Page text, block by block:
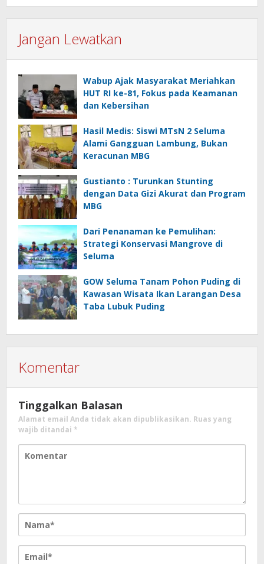
Jangan Lewatkan
Wabup Ajak Masyarakat Meriahkan
HUT RI ke-81, Fokus pada Keamanan
dan Kebersihan
Hasil Medis: Siswi MTsN 2 Seluma
Alami Gangguan Lambung, Bukan
Keracunan MBG
Gustianto : Turunkan Stunting
dengan Data Gizi Akurat dan Program
MBG
Dari Penanaman ke Pemulihan:
Strategi Konservasi Mangrove di
Seluma
GOW Seluma Tanam Pohon Puding di
Kawasan Wisata Ikan Larangan Desa
Taba Lubuk Puding
Komentar
Tinggalkan Balasan
Alamat email Anda tidak akan dipublikasikan. Ruas yang
wajib ditandai *